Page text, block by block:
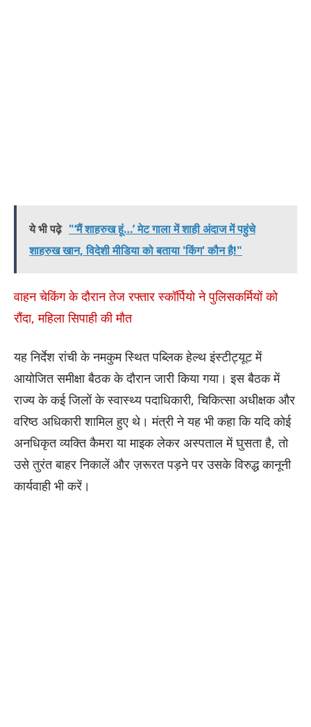
ये भी पढ़े "‘मैं शाहरुख हूं…’ मेट गाला में शाही अंदाज में पहुंचे
शाहरुख खान, विदेशी मीडिया को बताया 'किंग' कौन है!"
वाहन चेकिंग के दौरान तेज रफ्तार स्कॉर्पियो ने पुलिसकर्मियों को
रौंदा, महिला सिपाही की मौत
यह निर्देश रांची के नमकुम स्थित पब्लिक हेल्थ इंस्टीट्यूट में
आयोजित समीक्षा बैठक के दौरान जारी किया गया। इस बैठक में
राज्य के कई जिलों के स्वास्थ्य पदाधिकारी, चिकित्सा अधीक्षक और
वरिष्ठ अधिकारी शामिल हुए थे। मंत्री ने यह भी कहा कि यदि कोई
अनधिकृत व्यक्ति कैमरा या माइक लेकर अस्पताल में घुसता है, तो
उसे तुरंत बाहर निकालें और ज़रूरत पड़ने पर उसके विरुद्ध कानूनी
कार्यवाही भी करें।